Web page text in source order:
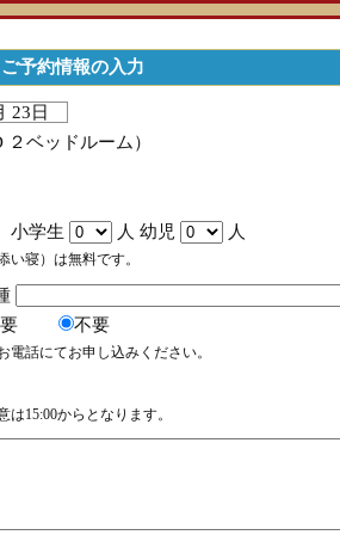
ご予約情報の入力
23日
ベッドルーム）
学生 人 幼児 人
寝）は無料です。
要 不要
話にてお申し込みください。
15:00からとなります。